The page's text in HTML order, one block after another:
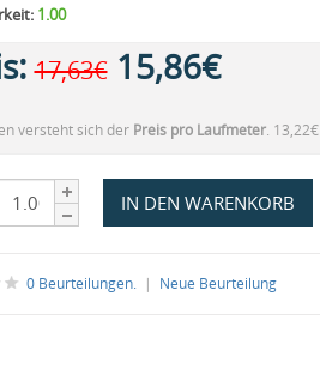
1.00
17,63€ 15,86€
versteht sich der Preis pro Laufmeter. 13,22€
0 Beurteilungen.| Neue Beurteilung